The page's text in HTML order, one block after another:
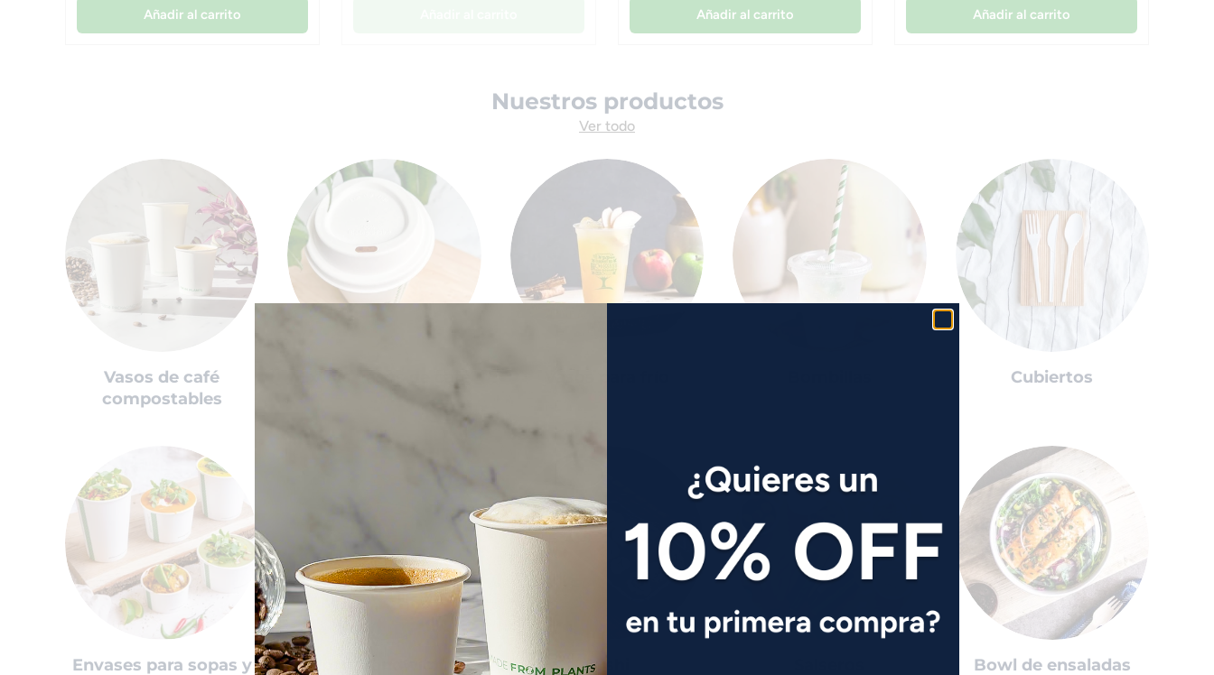
Añadir al carrito Añadir al carrito Añadir al carrito
Nuestros productos
Ver todo
Vasos de café
compostables
Extras vasos de café Cubiertos
Envases para sopas y
Porta sandwich y
Sushi Bowl de ensaladas